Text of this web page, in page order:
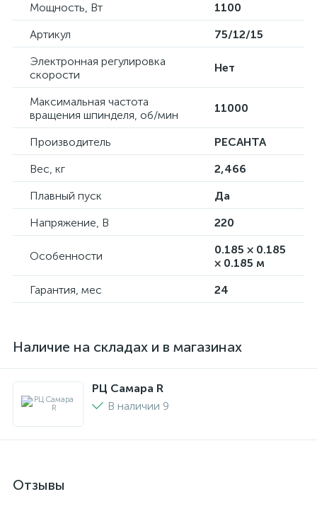
Мощность, Вт
1100
Артикул
75/12/15
Электронная регулировка
скорости
Нет
Максимальная частота
вращения шпинделя, об/мин
11000
Производитель
РЕСАНТА
Вес, кг
2,466
Плавный пуск
Да
Напряжение, В
220
Особенности
0.185 × 0.185
× 0.185 м
Гарантия, мес
24
Наличие на складах и в магазинах
РЦ Самара R
В наличии 9
Отзывы